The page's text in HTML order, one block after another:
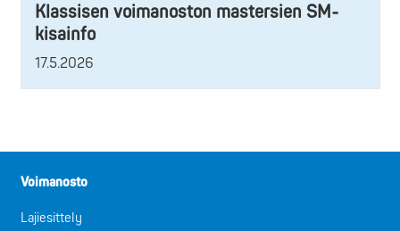
Klassisen voimanoston mastersien SM-
kisainfo
17.5.2026
Voimanosto
Lajiesittely